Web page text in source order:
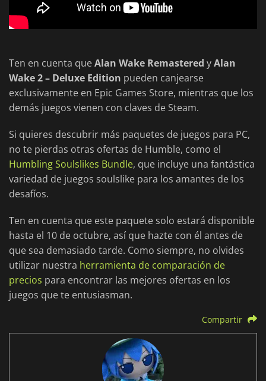
Ten en cuenta queAlan Wake Remastered yAlan
Wake 2 – Deluxe Edition pueden canjearse
exclusivamente en Epic Games Store, mientras que los
demás juegos vienen con claves de Steam.
Si quieres descubrir más paquetes de juegos para PC,
no te pierdas otras ofertas de Humble, como el
Humbling Soulslikes Bundle, que incluye una fantástica
variedad de juegos soulslike para los amantes de los
desafíos.
Ten en cuenta que este paquete solo estará disponible
hasta el 10 de octubre, así que hazte con él antes de
que sea demasiado tarde. Como siempre, no olvides
utilizar nuestra herramienta de comparación de
precios para encontrar las mejores ofertas en los
juegos que te entusiasman.
Compartir